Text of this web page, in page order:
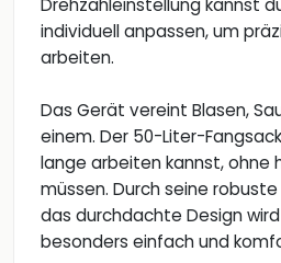
Drehzahleinstellung kannst
individuell anpassen, um
arbeiten.
Das Gerät vereint Blasen,
einem. Der 50-Liter-
lange arbeiten kannst, ohne
müssen. Durch seine
das durchdachte Design
besonders einfach und